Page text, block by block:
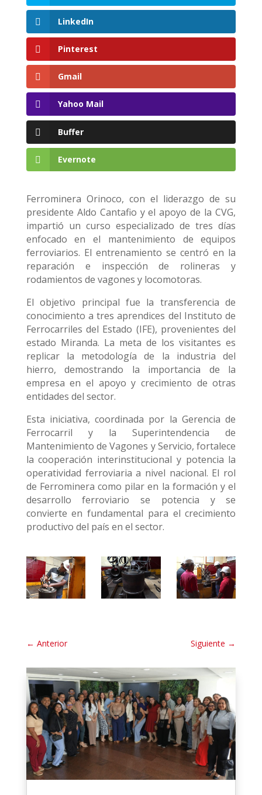
LinkedIn
Pinterest
Gmail
Yahoo Mail
Buffer
Evernote
Ferrominera Orinoco, con el liderazgo de su
presidente Aldo Cantafio y el apoyo de la CVG,
impartió un curso especializado de tres días
enfocado en el mantenimiento de equipos
ferroviarios. El entrenamiento se centró en la
reparación e inspección de rolineras y
rodamientos de vagones y locomotoras.
El objetivo principal fue la transferencia de
conocimiento a tres aprendices del Instituto de
Ferrocarriles del Estado (IFE), provenientes del
estado Miranda. La meta de los visitantes es
replicar la metodología de la industria del
hierro, demostrando la importancia de la
empresa en el apoyo y crecimiento de otras
entidades del sector.
Esta iniciativa, coordinada por la Gerencia de
Ferrocarril y la Superintendencia de
Mantenimiento de Vagones y Servicio, fortalece
la cooperación interinstitucional y potencia la
operatividad ferroviaria a nivel nacional. El rol
de Ferrominera como pilar en la formación y el
desarrollo ferroviario se potencia y se
convierte en fundamental para el crecimiento
productivo del país en el sector.
← Anterior Siguiente →